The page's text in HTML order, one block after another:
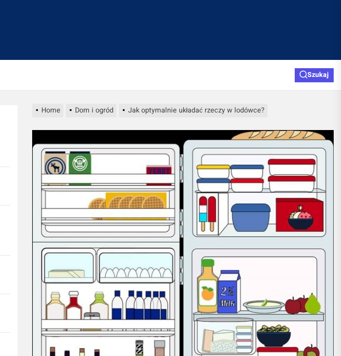
Szukaj
Home Dom i ogród Jak optymalnie układać rzeczy w lodówce?